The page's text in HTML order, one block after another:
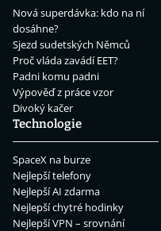
Nová superdávka: kdo na ní
dosáhne?
Sjezd sudetských Němců
Proč vláda zavádí EET?
Padni komu padni
Výpověď z práce vzor
Divoký kačer
Technologie
SpaceX na burze
Nejlepší telefony
Nejlepší AI zdarma
Nejlepší chytré hodinky
Nejlepší VPN – srovnání